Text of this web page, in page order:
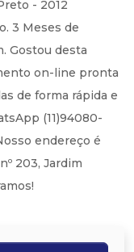
- 2012
3 Meses de
Gostou desta
on-line pronta
de forma rápida e
(11)94080-
endereço é
203, Jardim